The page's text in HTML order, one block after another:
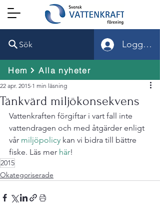
Sök Logga in
Hem Alla nyheter
Tänkvärd miljökonsekvens
22 apr. 2015 1 min läsning
Vattenkraften förgiftar i vart fall inte
vattendragen och med åtgärder enligt
vår miljöpolicy kan vi bidra till bättre
fiske. Läs mer här!
2015
Okategoriserade